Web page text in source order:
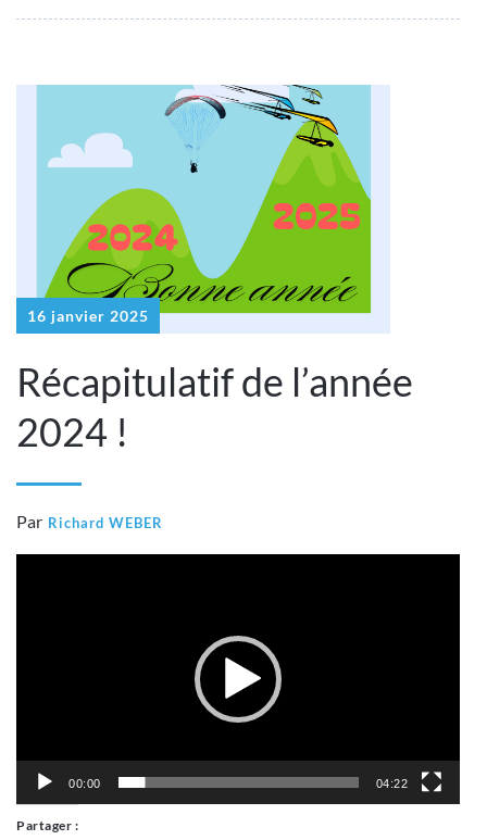
16 janvier 2025
Récapitulatif de l’année
2024 !
Par Richard WEBER
00:00 04:22
Partager :